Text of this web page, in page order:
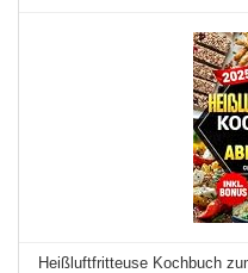
Heißluftfritteuse Kochbuch